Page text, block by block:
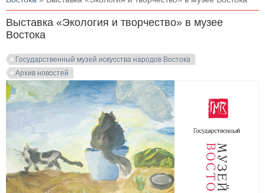
Выставка «Экология и творчество» в музее
Востока
Государственный музей искусства народов Востока
Архив новостей